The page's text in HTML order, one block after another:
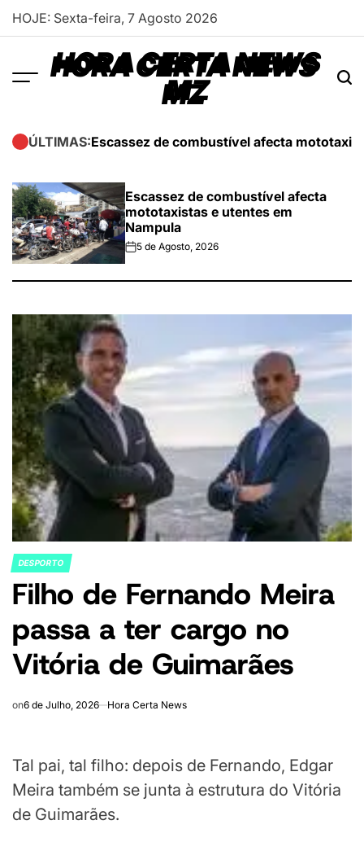
Skip
HOJE: Sexta-feira, 7 Agosto 2026
HORA CERTA NEWS
MZ
ÚLTIMAS:Escassez de combustível afecta
Escassez de combustível afecta
mototaxistas e utentes em
Nampula
on5 de Agosto, 2026
POSTED
IN
DESPORTO
Filho de Fernando Meira
passa a ter cargo no
Vitória de Guimarães
on6 de Julho, 2026 Hora Certa News
Tal pai, tal filho: depois de Fernando, Edgar
Meira também se junta à estrutura do Vitória
de Guimarães.